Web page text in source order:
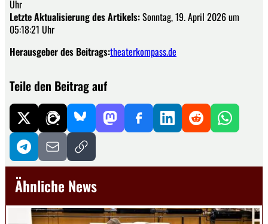
Uhr
Letzte Aktualisierung des Artikels:Sonntag, 19. April 2026 um
05:18:21 Uhr
Herausgeber des Beitrags:theaterkompass.de
Teile den Beitrag auf
Ähnliche News